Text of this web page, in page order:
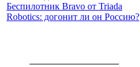
Беспилотник Bravo от Triada
Robotics: догонит ли он Россию?